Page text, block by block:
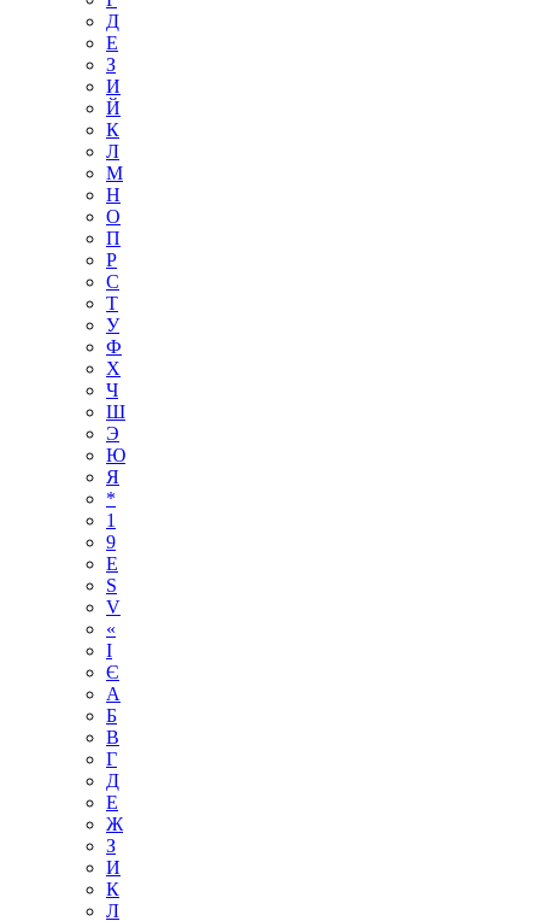
Д
Е
З
И
Й
К
Л
М
Н
О
П
Р
С
Т
У
Ф
Х
Ч
Ш
Э
Ю
Я
*
1
9
E
S
V
«
І
Є
А
Б
В
Г
Д
Е
Ж
З
И
К
Л